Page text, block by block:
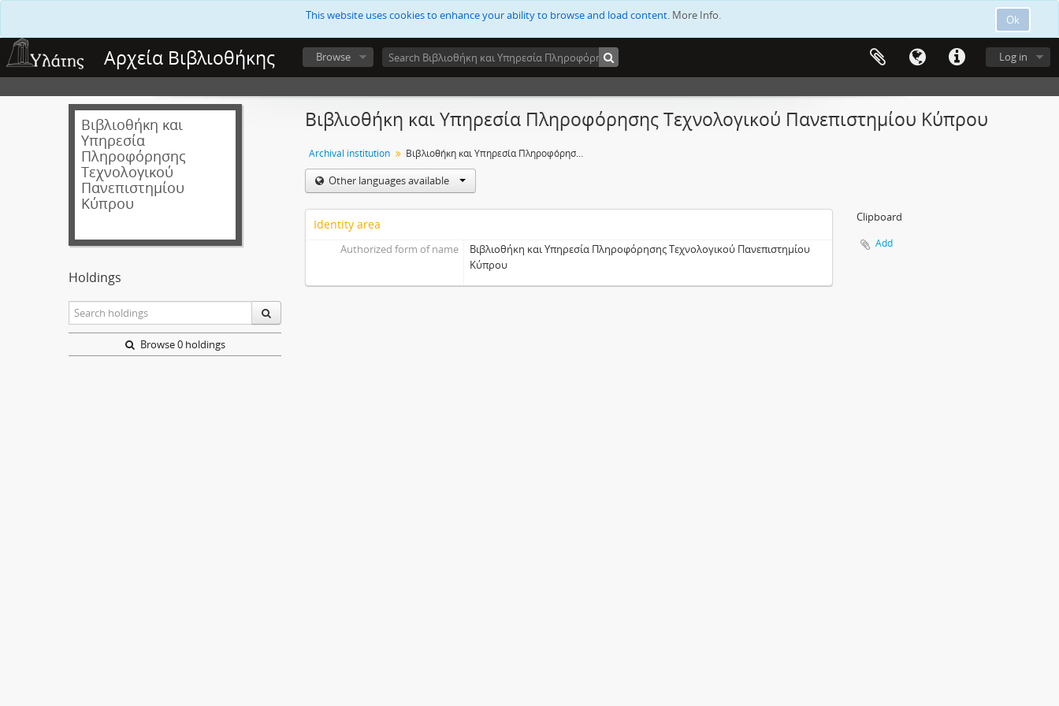
Ok
This website uses cookies to enhance your ability to browse and load content. More Info.
Αρχεία Βιβλιοθήκης Log in
Browse
Βιβλιοθήκη και
Υπηρεσία
Πληροφόρησης
Τεχνολογικού
Πανεπιστημίου
Κύπρου
Holdings
Browse 0 holdings
Βιβλιοθήκη και Υπηρεσία Πληροφόρησης Τεχνολογικού Πανεπιστημίου Κύπρου
Archival institution Βιβλιοθήκη και Υπηρεσία Πληροφόρησης Τεχνολογικού Πανεπιστημίου Κύπρου
Other languages available
Identity area
Authorized form of name
Βιβλιοθήκη και Υπηρεσία Πληροφόρησης Τεχνολογικού Πανεπιστημίου
Κύπρου
Clipboard
Add